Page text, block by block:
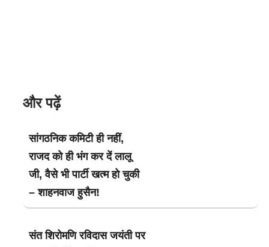
और पढ़ें
सांगठनिक कमिटी ही नहीं,
राजद को ही भंग कर दें लालू
जी, वैसे भी पार्टी खत्म हो चुकी
– शाहनवाज हुसैन!
संत शिरोमणि रविदास जयंती पर